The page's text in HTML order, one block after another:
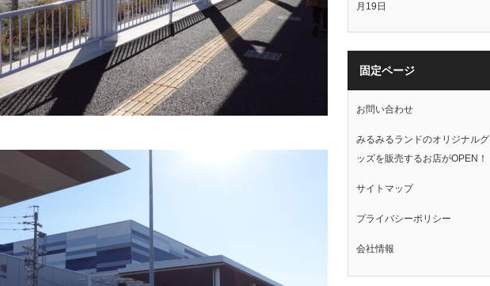
月19日
固定ページ
お問い合わせ
みるみるランドのオリジナルグ
ッズを販売するお店がOPEN！
サイトマップ
プライバシーポリシー
会社情報